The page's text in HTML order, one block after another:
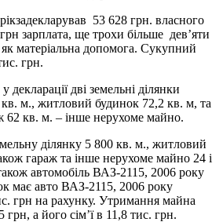
53 628 грн. власного
зарплата, ще трохи більше дев’яти
матеріальна допомога. Сукупний
грн.
дві земельні ділянки
м., житловий будинок 72,2 кв. м, та
62 кв. м. – інше нерухоме майно.
ділянку 5 800 кв. м., житловий
гараж та інше нерухоме майно 24 і
автомобіль ВАЗ-2115, 2006 року
має авто ВАЗ-2115, 2006 року
грн на рахунку. Утримання майна
а його сім’ї в 11,8 тис. грн.